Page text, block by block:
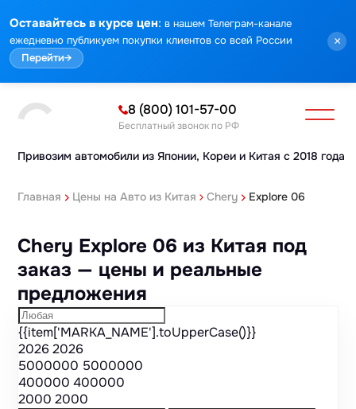
Оставайтесь в курсе цен: в нашем Телеграм-канале
ежедневно публикуем покупки клиентов со всей России
Перейти→
×
Привозим автомобили из Японии, Кореи и Китая с 2018 года
8 (800) 101-57-00
Бесплатный звонок по РФ
Главная Цены на Авто из Китая Chery Explore 06
Chery Explore 06 из Китая под
заказ — цены и реальные
предложения
{{item['MARKA_NAME'].toUpperCase()}}
20262026
5000000 5000000
400000400000
20002000